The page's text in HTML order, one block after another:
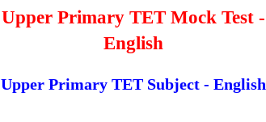
Upper Primary TET Mock Test -
English
Upper Primary TET Subject - English